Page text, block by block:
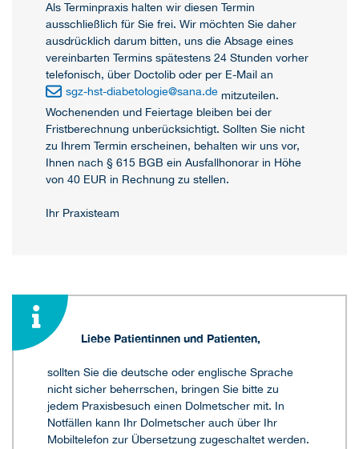
Als Terminpraxis halten wir diesen Termin
ausschließlich für Sie frei. Wir möchten Sie daher
ausdrücklich darum bitten, uns die Absage eines
vereinbarten Termins spätestens 24 Stunden vorher
telefonisch, über Doctolib oder per E-Mail an
sgz-hst-diabetologie@sana.de mitzuteilen.
Wochenenden und Feiertage bleiben bei der
Fristberechnung unberücksichtigt. Sollten Sie nicht
zu Ihrem Termin erscheinen, behalten wir uns vor,
Ihnen nach § 615 BGB ein Ausfallhonorar in Höhe
von 40 EUR in Rechnung zu stellen.
Ihr Praxisteam
Liebe Patientinnen und Patienten,
sollten Sie die deutsche oder englische Sprache
nicht sicher beherrschen, bringen Sie bitte zu
jedem Praxisbesuch einen Dolmetscher mit. In
Notfällen kann Ihr Dolmetscher auch über Ihr
Mobiltelefon zur Übersetzung zugeschaltet werden.